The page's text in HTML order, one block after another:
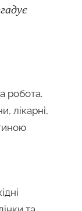
робота.
лікарні,